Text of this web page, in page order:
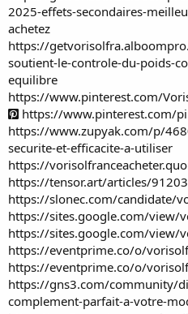
2025-effets-secondaires-
achetez
https://
soutient-le-controle-du-poids-
equilibre
https://www.pinterest.com/
https://www.pinterest.com/
https://www.zupyak.com/p/
securite-et-efficacite-a-utiliser
https://
https://tensor.art/articles/
https://slonec.com/candidate/
https://sites.google.com/view/
https://sites.google.com/view/
https://eventprime.co/o/
https://eventprime.co/o/
https://gns3.com/community/
complement-parfait-a-votre-